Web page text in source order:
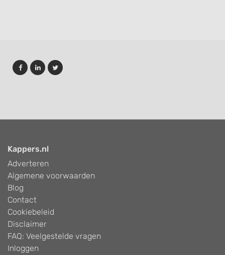
Kappers.nl
Adverteren
Algemene voorwaarden
Blog
Contact
Cookiebeleid
Disclaimer
FAQ: Veelgestelde vragen
Inloggen